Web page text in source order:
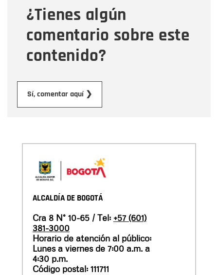
¿Tienes algún
comentario sobre este
contenido?
Sí, comentar aquí ❯
Mensaje
ALCALDÍA DE BOGOTÁ
Cra 8 N° 10-65 / Tel: +57 (601)
381-3000
Horario de atención al público:
Lunes a viernes de 7:00 a.m. a
4:30 p.m.
Código postal: 111711